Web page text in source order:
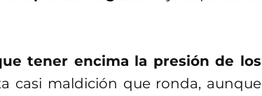
tener encima la presión de los
casi maldición que ronda, aunque